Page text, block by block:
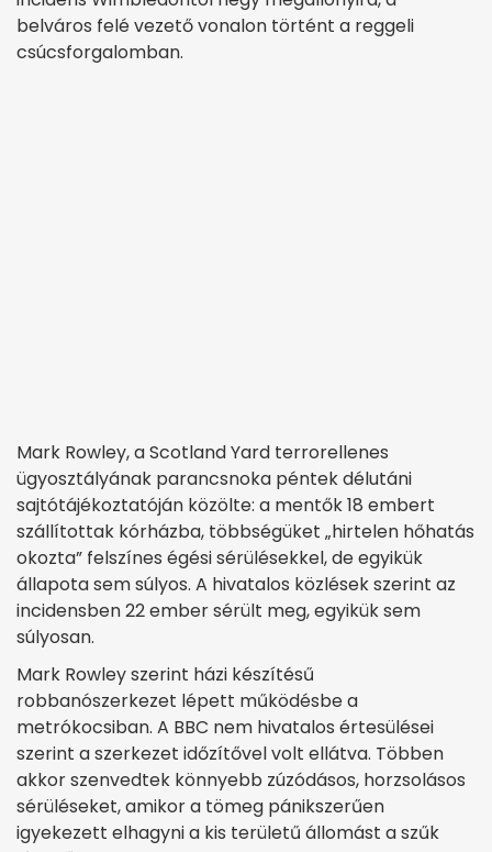
belváros felé vezető vonalon történt a reggeli
csúcsforgalomban.
Mark Rowley, a Scotland Yard terrorellenes
ügyosztályának parancsnoka péntek délutáni
sajtótájékoztatóján közölte: a mentők 18 embert
szállítottak kórházba, többségüket „hirtelen hőhatás
okozta” felszínes égési sérülésekkel, de egyikük
állapota sem súlyos. A hivatalos közlések szerint az
incidensben 22 ember sérült meg, egyikük sem
súlyosan.
Mark Rowley szerint házi készítésű
robbanószerkezet lépett működésbe a
metrókocsiban. A BBC nem hivatalos értesülései
szerint a szerkezet időzítővel volt ellátva. Többen
akkor szenvedtek könnyebb zúzódásos, horzsolásos
sérüléseket, amikor a tömeg pánikszerűen
igyekezett elhagyni a kis területű állomást a szűk